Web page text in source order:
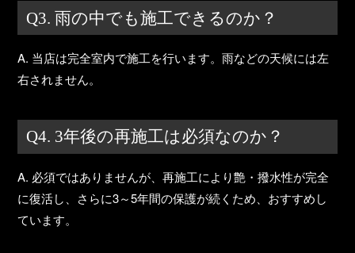
Q3. 雨の中でも施工できるのか？
A. 当店は完全室内で施工を行います。雨などの天候には左
右されません。
Q4. 3年後の再施工は必須なのか？
A. 必須ではありませんが、再施工により艶・撥水性が完全
に復活し、さらに3～5年間の保護が続く ため、おすすめし
ています。